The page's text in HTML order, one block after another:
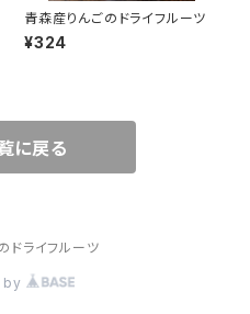
青森産りんごのドライフルーツ
¥324
に戻る
ライフルーツ
by